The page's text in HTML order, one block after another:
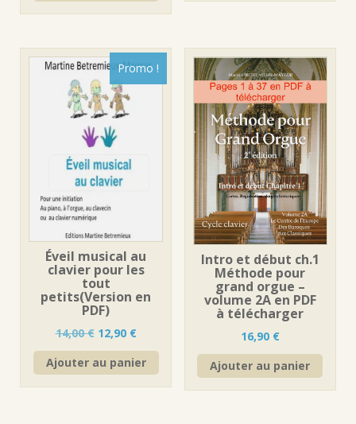
Promo !
Éveil musical au
clavier pour les
tout
petits(Version en
PDF)
14,00€ Le
prix
initial
était :
12,90 €Le
prix
actuel
est :
Ajouter au panier
Intro et début ch.1
Méthode pour
grand orgue –
volume 2A en PDF
à télécharger
16,90 €
Ajouter au panier